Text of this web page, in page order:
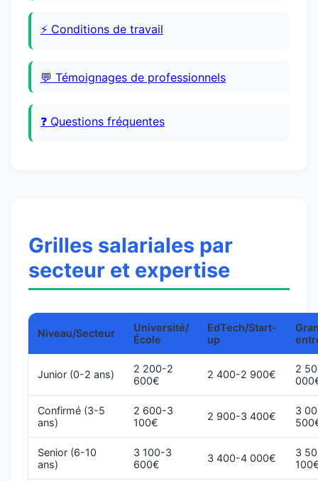
⚡ Conditions de travail
💬 Témoignages de professionnels
❓ Questions fréquentes
Grilles salariales par
secteur et expertise
Niveau/Secteur
Université/
École
EdTech/Start-
up
Junior (0-2 ans)
2 200-2
600€
2 400-2 900€
2
Confirmé (3-5
ans)
2 600-3
100€
2 900-3 400€
3
Senior (6-10
ans)
3 100-3
600€
3 400-4 000€
3